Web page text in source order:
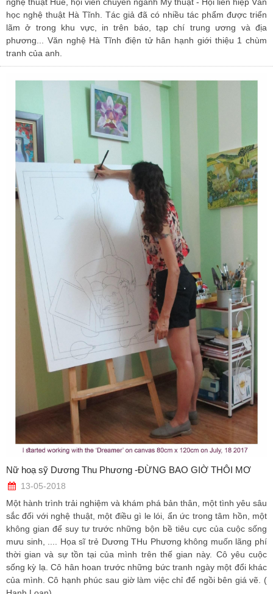
học nghệ thuật Hà Tĩnh. Tác giả đã có nhiều tác phẩm được triển
lãm ở trong khu vực, in trên báo, tạp chí trung ương và địa
phương... Văn nghệ Hà Tĩnh điện tử hân hạnh giới thiệu 1 chùm
tranh của anh.
Nữ hoạ sỹ Dương Thu Phương -ĐỪNG BAO GIỜ THÔI MƠ
13-05-2018
Một hành trình trải nghiệm và khám phá bản thân, một tình yêu sâu
sắc đối với nghệ thuật, một điều gì le lói, ẩn ức trong tâm hồn, một
không gian để suy tư trước những bộn bề tiêu cực của cuộc sống
mưu sinh, .... Họa sĩ trẻ Dương THu Phương không muốn lãng phí
thời gian và sự tồn tại của mình trên thế gian này. Cô yêu cuộc
sống kỳ lạ. Cô hân hoan trước những bức tranh ngày một đổi khác
của mình. Cô hạnh phúc sau giờ làm việc chỉ để ngồi bên giá vẽ. (